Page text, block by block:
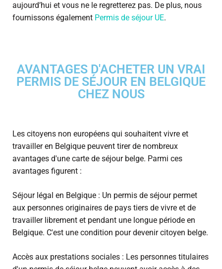
aujourd’hui et vous ne le regretterez pas. De plus, nous
fournissons également Permis de séjour UE.
AVANTAGES D'ACHETER UN VRAI
PERMIS DE SÉJOUR EN BELGIQUE
CHEZ NOUS
Les citoyens non européens qui souhaitent vivre et
travailler en Belgique peuvent tirer de nombreux
avantages d'une carte de séjour belge. Parmi ces
avantages figurent :
Séjour légal en Belgique : Un permis de séjour permet
aux personnes originaires de pays tiers de vivre et de
travailler librement et pendant une longue période en
Belgique. C'est une condition pour devenir citoyen belge.
Accès aux prestations sociales : Les personnes titulaires